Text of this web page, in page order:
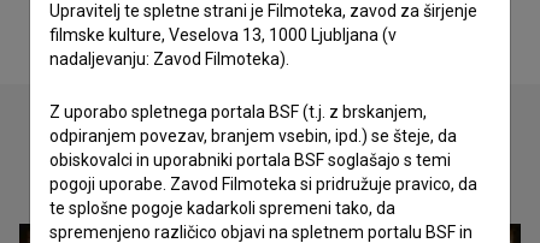
Oglejte si
Upravitelj te spletne strani je Filmoteka, zavod za širjenje
filmske kulture, Veselova 13, 1000 Ljubljana (v
nadaljevanju: Zavod Filmoteka).
Z uporabo spletnega portala BSF (t.j. z brskanjem,
odpiranjem povezav, branjem vsebin, ipd.) se šteje, da
obiskovalci in uporabniki portala BSF soglašajo s temi
pogoji uporabe. Zavod Filmoteka si pridružuje pravico, da
te splošne pogoje kadarkoli spremeni tako, da
spremenjeno različico objavi na spletnem portalu BSF in